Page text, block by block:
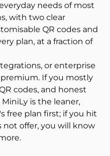
needs of most
with two clear
QR codes and
plan, at a fraction of
or enterprise
If you mostly
codes, and honest
is the leaner,
free plan first; if you hit
not offer, you will know